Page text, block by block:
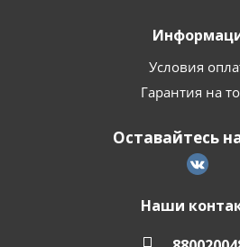
Условия
Гарантия на
Оставайтесь
Наши